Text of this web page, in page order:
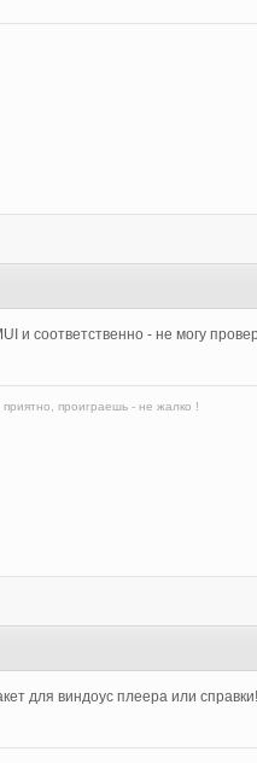
и соответственно - не могу
проиграешь - не жалко !
для виндоус плеера или